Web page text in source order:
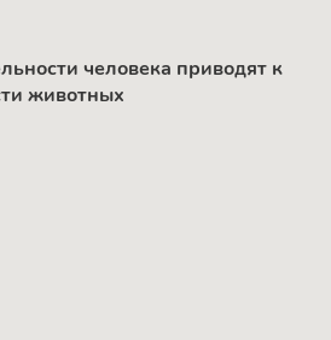
человека приводят к
животных